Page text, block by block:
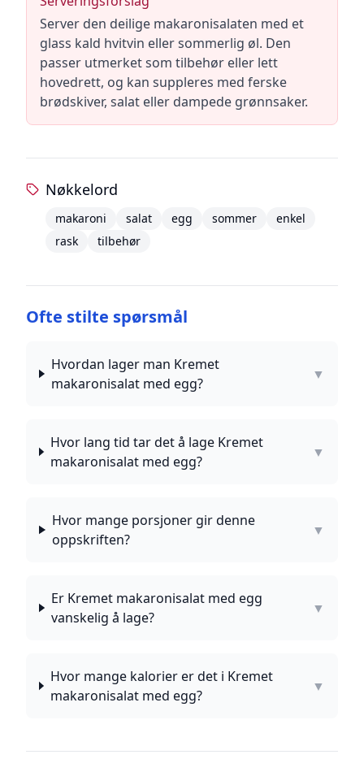
Server den deilige makaronisalaten med et
glass kald hvitvin eller sommerlig øl. Den
passer utmerket som tilbehør eller lett
hovedrett, og kan suppleres med ferske
brødskiver, salat eller dampede grønnsaker.
Nøkkelord
makaroni salat egg sommer
enkel
rask
tilbehør
Ofte stilte spørsmål
Hvordan lager man Kremet
makaronisalat med egg?
▼
Hvor lang tid tar det å lage Kremet
makaronisalat med egg?
▼
Hvor mange porsjoner gir denne
oppskriften?
▼
Er Kremet makaronisalat med egg
vanskelig å lage?
▼
Hvor mange kalorier er det i Kremet
makaronisalat med egg?
▼